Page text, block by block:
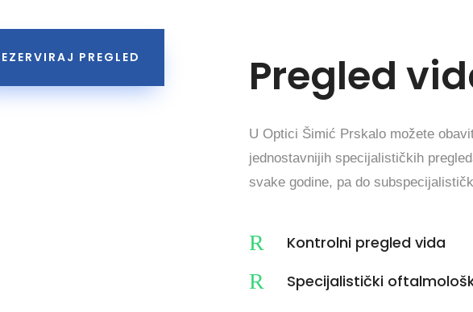
PREGLED Pregled
U Optici Šimić Prskalo možete
jednostavnijih specijalističkih
svake godine, pa do
R Kontrolni pregled vida
R Specijalistički